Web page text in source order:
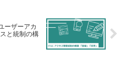
ーザーアカ
と統制の構